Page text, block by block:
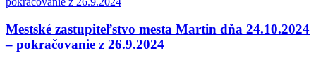
Mestské zastupiteľstvo mesta Martin dňa 24.10.2024
– pokračovanie z 26.9.2024